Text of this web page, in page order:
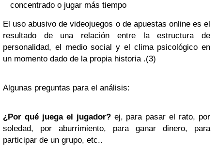
concentrado o jugar más tiempo
El uso abusivo de videojuegos o de apuestas online es el
resultado de una relación entre la estructura de
personalidad, el medio social y el clima psicológico en
un momento dado de la propia historia .(3)
Algunas preguntas para el análisis:
¿Por qué juega el jugador? ej, para pasar el rato, por
soledad, por aburrimiento, para ganar dinero, para
participar de un grupo, etc..